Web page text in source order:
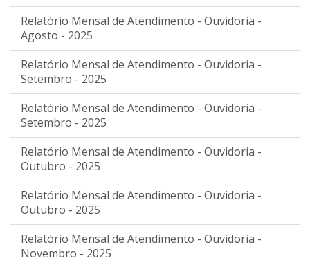
Relatório Mensal de Atendimento - Ouvidoria -
Agosto - 2025
Relatório Mensal de Atendimento - Ouvidoria -
Setembro - 2025
Relatório Mensal de Atendimento - Ouvidoria -
Setembro - 2025
Relatório Mensal de Atendimento - Ouvidoria -
Outubro - 2025
Relatório Mensal de Atendimento - Ouvidoria -
Outubro - 2025
Relatório Mensal de Atendimento - Ouvidoria -
Novembro - 2025